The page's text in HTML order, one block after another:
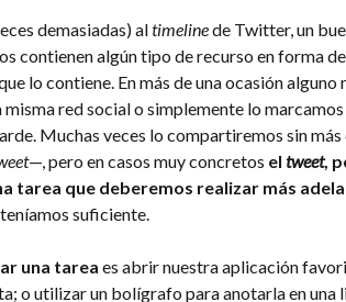
demasiadas) altimelinede Twitter, un
contienen algún tipo de recurso en forma
lo contiene. En más de una ocasión alguno
red social o simplemente lo
Muchas veces lo compartiremos sin más
—, pero en casos muy concretos el tweet,
tarea que deberemos realizar más
suficiente.
una tarea es abrir nuestra aplicación
o utilizar un bolígrafo para anotarla en una